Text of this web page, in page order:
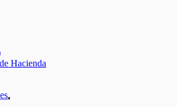
Hacienda
Mostrar